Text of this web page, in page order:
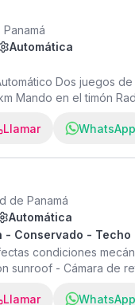
Automática
Dos juegos
Mando en el timón
y placa al día Precio
Llamar WhatsApp
de Panamá
Automática
- Conservado - Techo
condiciones
sunroof - Cámara de
Llamar WhatsApp